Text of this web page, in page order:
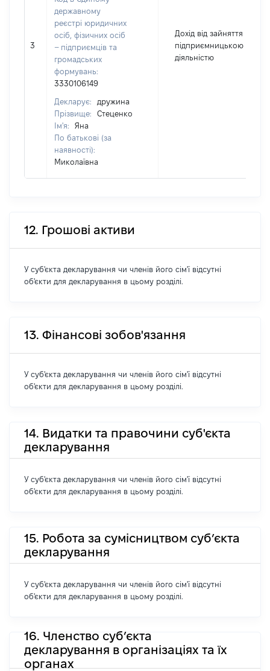
3
державному
реєстрі юридичних
осіб, фізичних осіб
– підприємців та
громадських
формувань:
3330106149
Декларує:
дружина
Прізвище:
Стеценко
Ім'я:
Яна
По батькові (за
наявності):
Миколаївна
Дохід від зайняття
підприємницькою
діяльністю
12. Грошові активи
У суб'єкта декларування чи членів його сім'ї відсутні
об'єкти для декларування в цьому розділі.
13. Фінансові зобов'язання
У суб'єкта декларування чи членів його сім'ї відсутні
об'єкти для декларування в цьому розділі.
14. Видатки та правочини суб'єкта
декларування
У суб'єкта декларування чи членів його сім'ї відсутні
об'єкти для декларування в цьому розділі.
15. Робота за сумісництвом суб’єкта
декларування
У суб'єкта декларування чи членів його сім'ї відсутні
об'єкти для декларування в цьому розділі.
16. Членство суб’єкта
декларування в організаціях та їх
органах